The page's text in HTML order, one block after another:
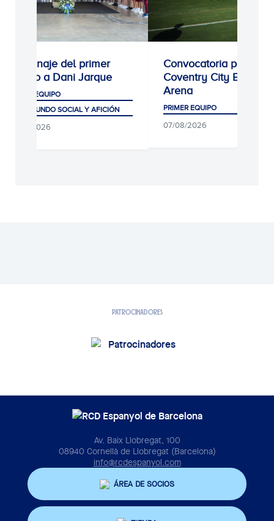
Homenaje del primer
equipo a Dani Jarque
PRIMER EQUIPO
CLUB, MUNDO SOCIAL Y AFICIÓN
07/08/2026
Convocatoria para el
Coventry City Building
Arena
PRIMER EQUIPO
07/08/2026
PATROCINADORES
Av. Baix Llobregat, 100
08940 Cornellà de Llobregat (Barcelona)
info@rcdespanyol.com
ÁREA DE SOCIOS